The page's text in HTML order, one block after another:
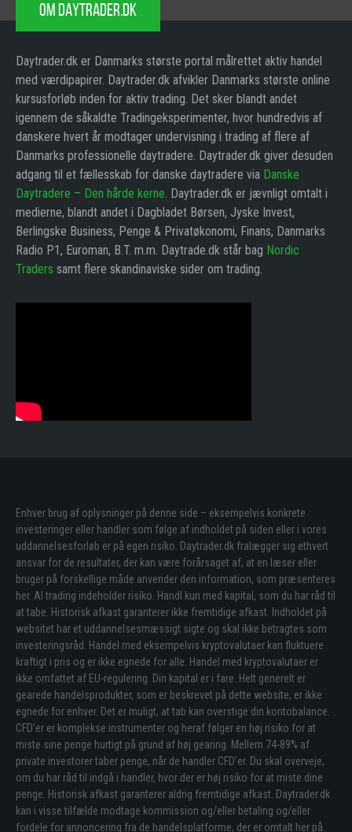
OM DAYTRADER.DK
Daytrader.dk er Danmarks største portal målrettet aktiv handel
med værdipapirer. Daytrader.dk afvikler Danmarks største online
kursusforløb inden for aktiv trading. Det sker blandt andet
igennem de såkaldte Tradingeksperimenter, hvor hundredvis af
danskere hvert år modtager undervisning i trading af flere af
Danmarks professionelle daytradere. Daytrader.dk giver desuden
adgang til et fællesskab for danske daytradere via Danske
Daytradere – Den hårde kerne. Daytrader.dk er jævnligt omtalt i
medierne, blandt andet i Dagbladet Børsen, Jyske Invest,
Berlingske Business, Penge & Privatøkonomi, Finans, Danmarks
Radio P1, Euroman, B.T. m.m. Daytrade.dk står bag Nordic
Traders samt flere skandinaviske sider om trading.
Enhver brug af oplysninger på denne side – eksempelvis konkrete
investeringer eller handler som følge af indholdet på siden eller i vores
uddannelsesforløb er på egen risiko. Daytrader.dk fralægger sig ethvert
ansvar for de resultater, der kan være forårsaget af, at en læser eller
bruger på forskellige måde anvender den information, som præsenteres
her. Al trading indeholder risiko. Handl kun med kapital, som du har råd til
at tabe. Historisk afkast garanterer ikke fremtidige afkast. Indholdet på
websitet har et uddannelsesmæssigt sigte og skal ikke betragtes som
investeringsråd. Handel med eksempelvis kryptovalutaer kan fluktuere
kraftigt i pris og er ikke egnede for alle. Handel med kryptovalutaer er
ikke omfattet af EU-regulering. Din kapital er i fare. Helt generelt er
gearede handelsprodukter, som er beskrevet på dette website, er ikke
egnede for enhver. Det er muligt, at tab kan overstige din kontobalance.
CFD’er er komplekse instrumenter og heraf følger en høj risiko for at
miste sine penge hurtigt på grund af høj gearing. Mellem 74-89% af
private investorer taber penge, når de handler CFD’er. Du skal overveje,
om du har råd til indgå i handler, hvor der er høj risiko for at miste dine
penge. Historisk afkast garanterer aldrig fremtidige afkast. Daytrader.dk
kan i visse tilfælde modtage kommission og/eller betaling og/eller
fordele for annoncering fra de handelsplatforme, der er omtalt her på